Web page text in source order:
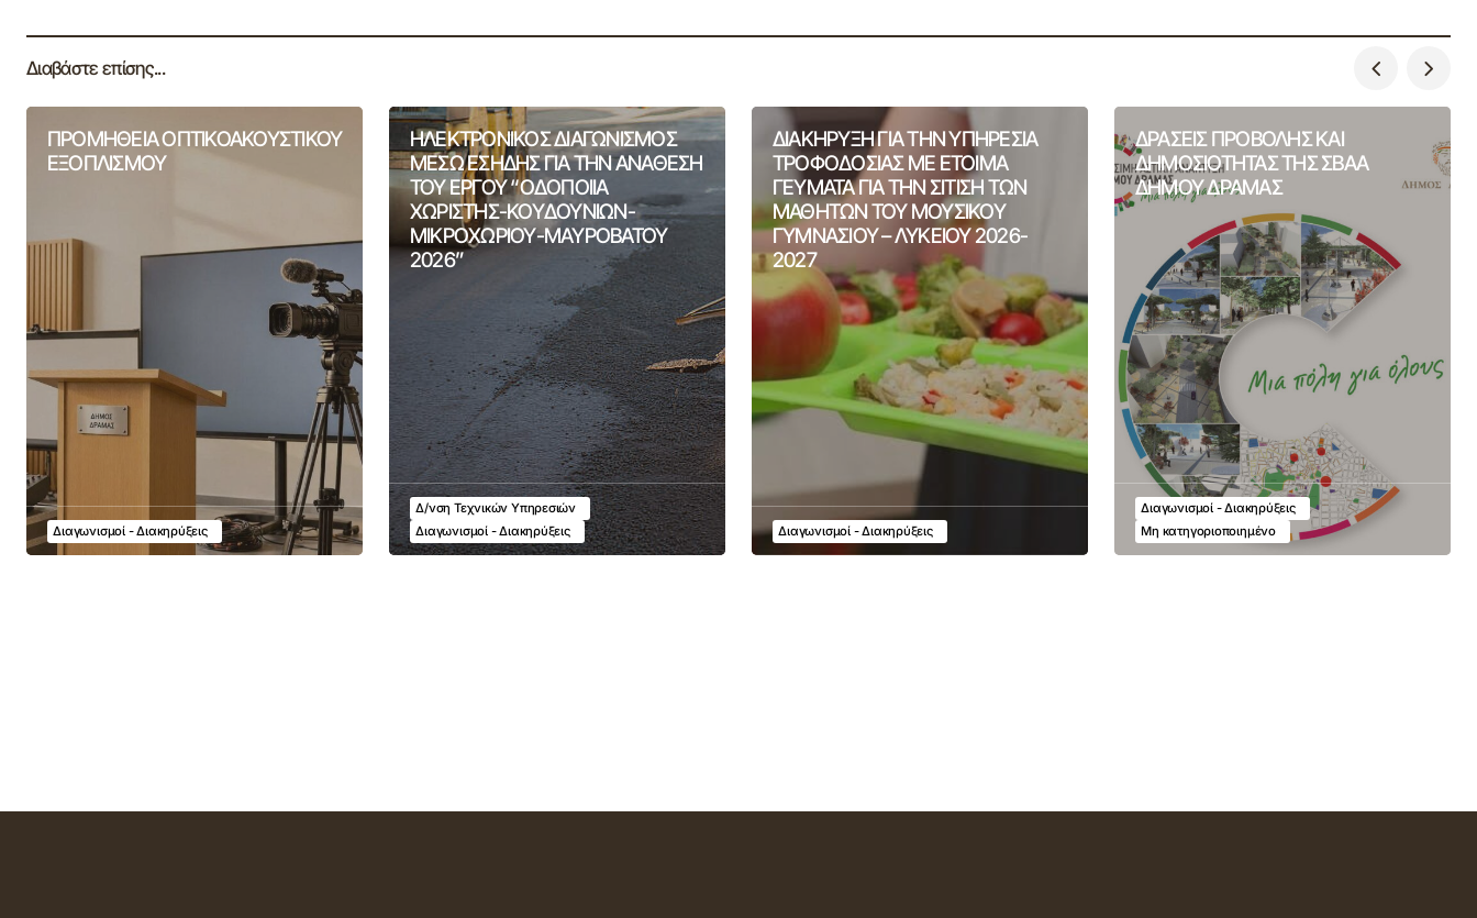
Διαβάστε επίσης...
ΠΡΟΜΗΘΕΙΑ ΟΠΤΙΚΟΑΚΟΥΣΤΙΚΟΥ
ΕΞΟΠΛΙΣΜΟΥ
Διαγωνισμοί - Διακηρύξεις
ΗΛΕΚΤΡΟΝΙΚΟΣ ΔΙΑΓΩΝΙΣΜΟΣ
ΜΕΣΩ ΕΣΗΔΗΣ ΓΙΑ ΤΗΝ ΑΝΑΘΕΣΗ
ΤΟΥ ΕΡΓΟΥ “ΟΔΟΠΟΙΙΑ
ΧΩΡΙΣΤΗΣ-ΚΟΥΔΟΥΝΙΩΝ-
ΜΙΚΡΟΧΩΡΙΟΥ-ΜΑΥΡΟΒΑΤΟΥ
2026”
Δ/νση Τεχνικών Υπηρεσιών
Διαγωνισμοί - Διακηρύξεις
ΔΙΑΚΗΡΥΞΗ ΓΙΑ ΤΗΝ ΥΠΗΡΕΣΙΑ
ΤΡΟΦΟΔΟΣΙΑΣ ΜΕ ΕΤΟΙΜΑ
ΓΕΥΜΑΤΑ ΓΙΑ ΤΗΝ ΣΙΤΙΣΗ ΤΩΝ
ΜΑΘΗΤΩΝ ΤΟΥ ΜΟΥΣΙΚΟΥ
ΓΥΜΝΑΣΙΟΥ – ΛΥΚΕΙΟΥ 2026-
2027
Διαγωνισμοί - Διακηρύξεις
ΔΡΑΣΕΙΣ ΠΡΟΒΟΛΗΣ ΚΑΙ
ΔΗΜΟΣΙΟΤΗΤΑΣ ΤΗΣ ΣΒΑΑ
ΔΗΜΟΥ ΔΡΑΜΑΣ
Διαγωνισμοί - Διακηρύξεις
Μη κατηγοριοποιημένο